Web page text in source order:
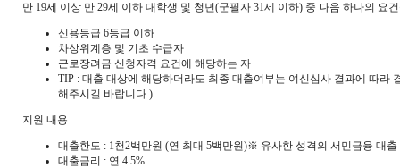
만 19세 이상 만 29세 이하 대학생 및 청년(군필자 31세 이하) 중 다음 하나의 요
신용등급 6등급 이하
차상위계층 및 기초 수급자
근로장려금 신청자격 요건에 해당하는 자
TIP : 대출 대상에 해당하더라도 최종 대출여부는 여신심사 결과에 따
해주시길 바랍니다.)
지원 내용
대출한도 : 1천2백만원 (연 최대 5백만원)※ 유사한 성격의 서민금융 대
대출금리 : 연 4.5%